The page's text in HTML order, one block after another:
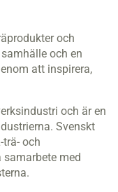
och
och en
att inspirera,
och är en
Svenskt
trä- och
med